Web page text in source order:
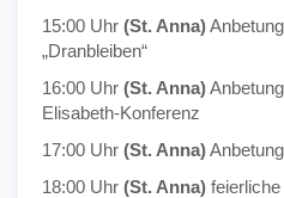
15:00 Uhr (St. Anna)
„Dranbleiben“
16:00 Uhr (St. Anna)
Elisabeth-Konferenz
17:00 Uhr (St. Anna)Anbetung
18:00 Uhr (St. Anna)